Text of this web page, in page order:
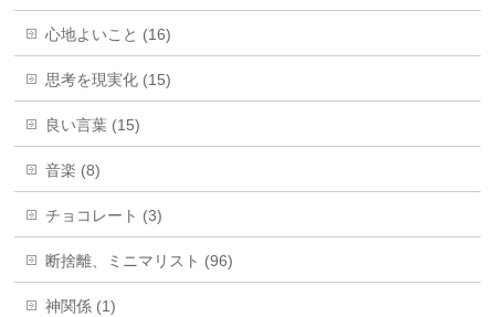
心地よいこと (16)
思考を現実化 (15)
良い言葉 (15)
音楽 (8)
チョコレート (3)
断捨離、ミニマリスト (96)
神関係 (1)